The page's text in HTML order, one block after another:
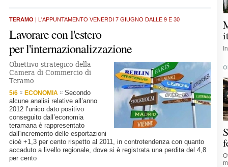
TERAMO | L'APPUNTAMENTO VENERDI 7 GIUGNO DALLE 9 E 30
Lavorare con l'estero
per l'internazionalizzazione
Obiettivo strategico della
Camera di Commercio di
Teramo
5/6 ECONOMIA
Secondo
alcune analisi relative all’anno
2012 l’unico dato positivo
conseguito dall’economia
teramana è rappresentato
dall'incremento delle esportazioni
cioè +1,3 per cento rispetto al 2011, in controtendenza con quanto
accaduto a livello regionale, dove si è registrata una perdita del 4,8
per cento